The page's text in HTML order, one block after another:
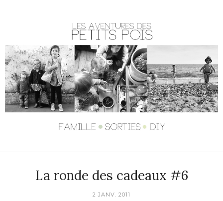
La ronde des cadeaux #6
2 JANV. 2011